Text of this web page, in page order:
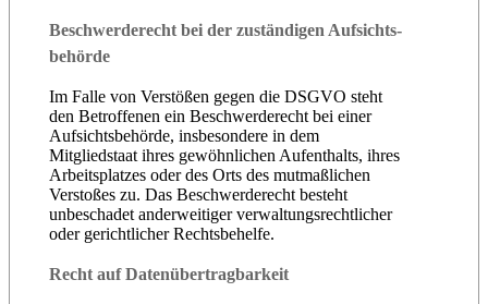
Beschwerde­recht bei der zuständigen Aufsichts­
behörde
Im Falle von Verstößen gegen die DSGVO steht
den Betroffenen ein Beschwerderecht bei einer
Aufsichtsbehörde, insbesondere in dem
Mitgliedstaat ihres gewöhnlichen Aufenthalts, ihres
Arbeitsplatzes oder des Orts des mutmaßlichen
Verstoßes zu. Das Beschwerderecht besteht
unbeschadet anderweitiger verwaltungsrechtlicher
oder gerichtlicher Rechtsbehelfe.
Recht auf Daten­übertrag­barkeit